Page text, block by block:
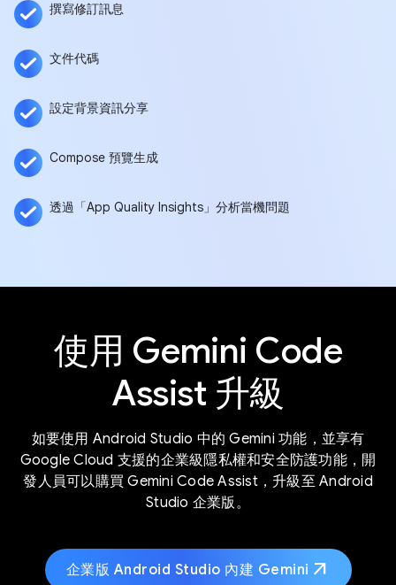
撰寫修訂訊息
文件代碼
設定背景資訊分享
Compose 預覽生成
透過「App Quality Insights」分析當機問題
使用 Gemini Code
Assist 升級
如要使用 Android Studio 中的 Gemini 功能，並享有
Google Cloud 支援的企業級隱私權和安全防護功能，開
發人員可以購買 Gemini Code Assist，升級至 Android
Studio 企業版。
企業版 Android Studio 內建 Gemini arrow_outward